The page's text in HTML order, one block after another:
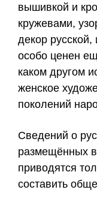
вышивкой и
кружевами,
декор
особо ценен
каком другом
женское
поколений
Сведений о
размещённых
приводятся
составить